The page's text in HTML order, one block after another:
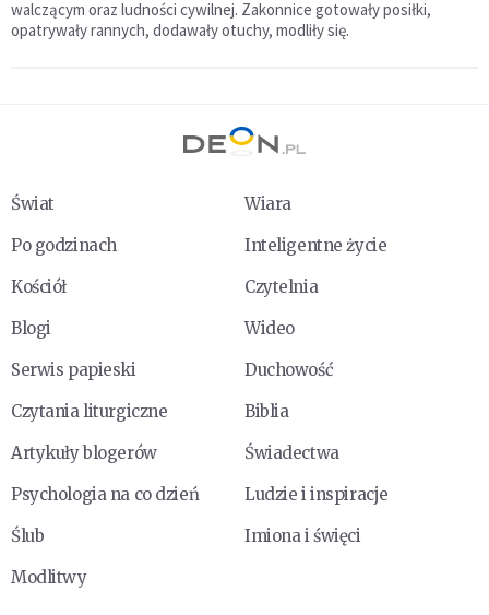
walczącym oraz ludności cywilnej. Zakonnice gotowały posiłki,
opatrywały rannych, dodawały otuchy, modliły się.
Świat
Wiara
Po godzinach
Inteligentne życie
Kościół
Czytelnia
Blogi
Wideo
Serwis papieski
Duchowość
Czytania liturgiczne
Biblia
Artykuły blogerów
Świadectwa
Psychologia na co dzień
Ludzie i inspiracje
Ślub
Imiona i święci
Modlitwy